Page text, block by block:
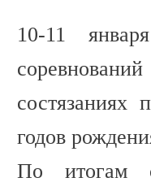
10-11
состязаниях
годов
По итогам